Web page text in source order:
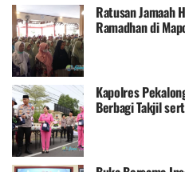
Ratusan Jamaah
Ramadhan di
Kapolres
Berbagi Takjil
Masyarakat,